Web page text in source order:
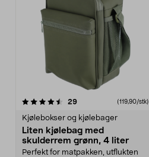
29anmeldelser(119,90/stk)
Kjølebokser og kjølebager
Liten kjølebag med
skulderrem grønn, 4 liter
Perfekt for matpakken, utflukten
4.5av 5 stjerner